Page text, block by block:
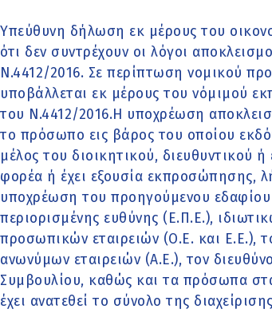
Υπεύθυνη δήλωση εκ μέρους του
ότι δεν συντρέχουν οι λόγοι
Ν.4412/2016. Σε περίπτωση νομικού
υποβάλλεται εκ μέρους του νόμιμού
του Ν.4412/2016.Η υποχρέωση
το πρόσωπο εις βάρος του οποίου
μέλος του διοικητικού, διευθυντικού
φορέα ή έχει εξουσία εκπροσώπησης,
υποχρέωση του προηγούμενου
περιορισμένης ευθύνης (Ε.Π.Ε.),
προσωπικών εταιρειών (Ο.Ε. και Ε.Ε.),
ανωνύμων εταιρειών (Α.Ε.), τον
Συμβουλίου, καθώς και τα πρόσωπα
έχει ανατεθεί το σύνολο της